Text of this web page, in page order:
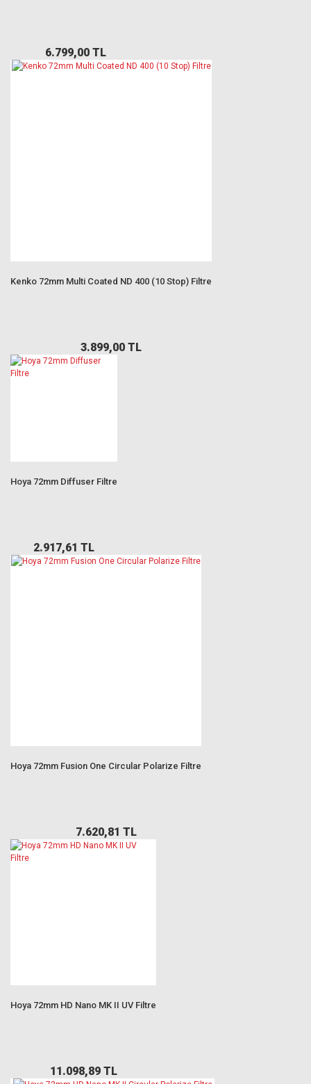
6.799,00 TL
Kenko 72mm Multi Coated ND 400 (10 Stop) Filtre
3.899,00 TL
Hoya 72mm Diffuser Filtre
2.917,61 TL
Hoya 72mm Fusion One Circular Polarize Filtre
7.620,81 TL
Hoya 72mm HD Nano MK II UV Filtre
11.098,89 TL